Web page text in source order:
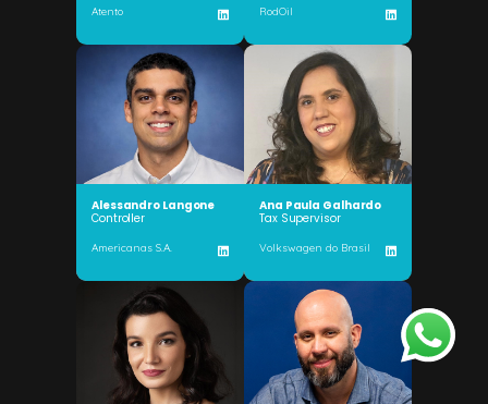
Atento RodOil
Alessandro Langone
Controller
Americanas S.A.
Ana Paula Galhardo
Tax Supervisor
Volkswagen do Brasil